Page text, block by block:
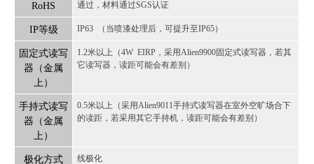
RoHS 通过，材料通过SGS认证
IP等级 IP63 （当喷漆处理后，可提升至IP65）
固定式读写
器（金属
上）
1.2米以上（4W EIRP，采用Alien9900固定式读写器，若其
它读写器，读距可能会有差别）
手持式读写
器（金属
上）
0.5米以上（采用Alien9011手持式读写器在室外空旷场合下
的读距，若采用其它手持机 ，读距可能会有差别）
极化方式 线极化